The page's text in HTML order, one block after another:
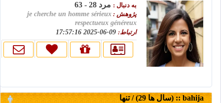
به دنبال : مرد 28 - 63
پژوهش : je cherche un homme sérieux
respectueux généreux
ارتباط:
bahija :: (سال ها 29) / تنها